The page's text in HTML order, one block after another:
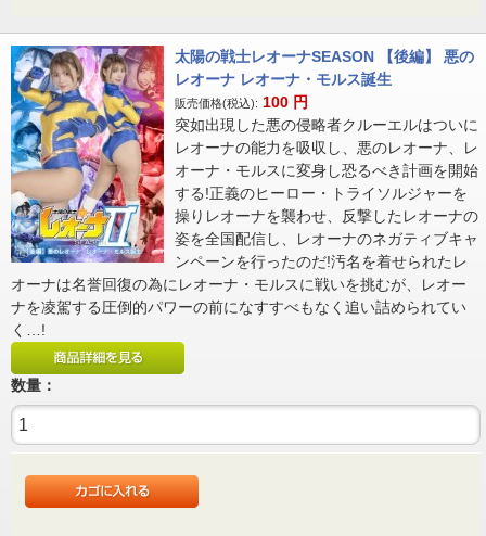
太陽の戦士レオーナSEASON 【後編】 悪の
レオーナ レオーナ・モルス誕生
販売価格(税込): 100 円
突如出現した悪の侵略者クルーエルはついに
レオーナの能力を吸収し、悪のレオーナ、レ
オーナ・モルスに変身し恐るべき計画を開始
する!正義のヒーロー・トライソルジャーを
操りレオーナを襲わせ、反撃したレオーナの
姿を全国配信し、レオーナのネガティブキャ
ンペーンを行ったのだ!汚名を着せられたレ
オーナは名誉回復の為にレオーナ・モルスに戦いを挑むが、レオー
ナを凌駕する圧倒的パワーの前になすすべもなく追い詰められてい
く…!
数量：